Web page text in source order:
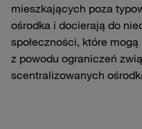
mieszkających poza
ośrodka i docierają do
społeczności, które
z powodu ograniczeń
scentralizowanych